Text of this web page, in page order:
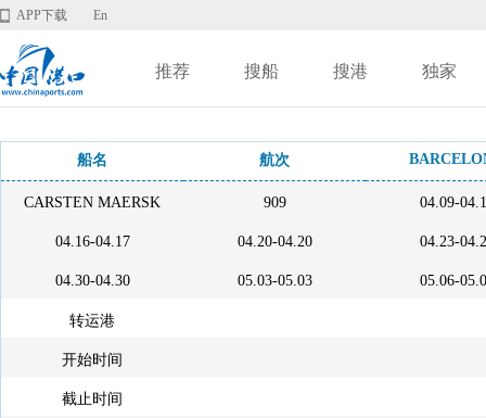
APP下载 En
推荐 搜船 搜港 独家
船名 航次
CARSTEN MAERSK 909 04.09-
04.16-04.17 04.20-04.20 04.23-
04.30-04.30 05.03-05.03 05.06-
转运港
开始时间
截止时间